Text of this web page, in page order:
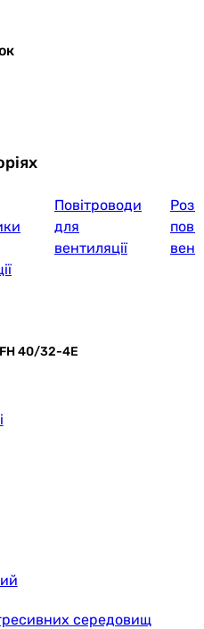
Повітроводи
для
вентиляції
40/32-4E
середовищ